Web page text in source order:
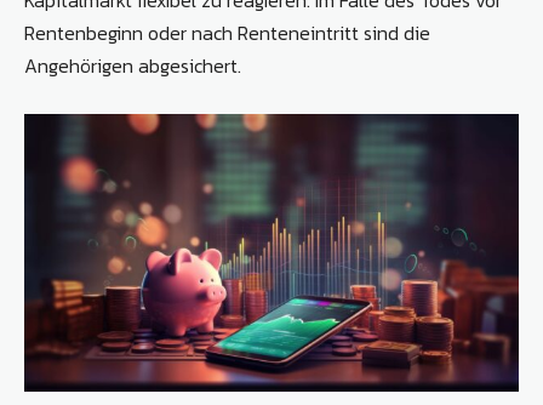
Rentenbeginn oder nach Renteneintritt sind die
Angehörigen abgesichert.